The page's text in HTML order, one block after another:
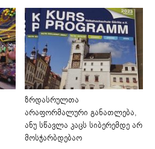
ზრდასრულთა
არაფორმალური განათლება,
ანუ სწავლა კაცს სიბერემდე არ
მოსჭარბდებაო